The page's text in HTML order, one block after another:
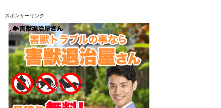
スポンサーリンク